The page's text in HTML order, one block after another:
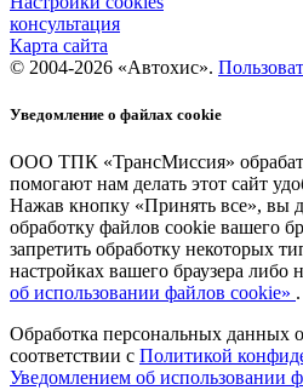
консультация
Карта сайта
© 2004-2026 «Автохис».
Уведомление о файлах cookie
ООО ТПК «ТрансМиссия»
помогают нам делать этот сайт
Нажав кнопку «Принять все», вы
обработку файлов cookie вашего
запретить обработку некоторых
настройках вашего браузера либо
об использовании файлов cookie» .
Обработка персональных данных
соответствии с Политикой
Уведомлением об использовании